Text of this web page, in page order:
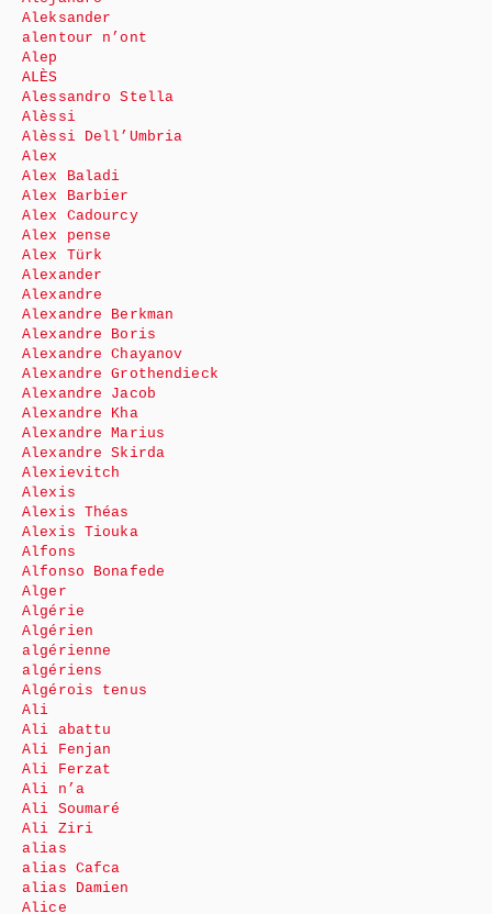
Aleksander
alentour n’ont
Alep
ALÈS
Alessandro Stella
Alèssi
Alèssi Dell’Umbria
Alex
Alex Baladi
Alex Barbier
Alex Cadourcy
Alex pense
Alex Türk
Alexander
Alexandre
Alexandre Berkman
Alexandre Boris
Alexandre Chayanov
Alexandre Grothendieck
Alexandre Jacob
Alexandre Kha
Alexandre Marius
Alexandre Skirda
Alexievitch
Alexis
Alexis Théas
Alexis Tiouka
Alfons
Alfonso Bonafede
Alger
Algérie
Algérien
algérienne
algériens
Algérois tenus
Ali
Ali abattu
Ali Fenjan
Ali Ferzat
Ali n’a
Ali Soumaré
Ali Ziri
alias
alias Cafca
alias Damien
Alice